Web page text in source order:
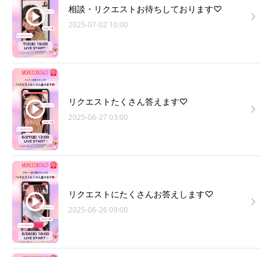
相談・リクエストお待ちしております♡
2025-07-02 10:00
リクエストたくさん答えます♡
2025-06-27 03:00
リクエストにたくさんお答えします♡
2025-06-26 09:00